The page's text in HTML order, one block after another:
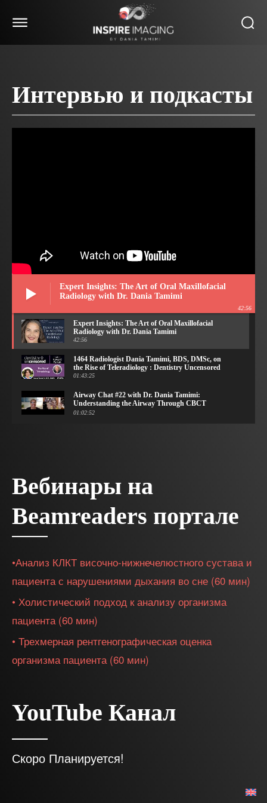
Интервью и подкасты
Expert Insights: The Art of Oral Maxillofacial
Radiology with Dr. Dania Tamimi
42:56
Expert Insights: The Art of Oral Maxillofacial
Radiology with Dr. Dania Tamimi
42:56
1464 Radiologist Dania Tamimi, BDS, DMSc, on
the Rise of Teleradiology : Dentistry Uncensored
01:43:25
Airway Chat #22 with Dr. Dania Tamimi:
Understanding the Airway Through CBCT
Imaging
01:02:52
complex
01:08:25
see? Dr. Dania Tamimi
25:49
vs CBCT vs MRI - PDP223
Вебинары на
Beamreaders портале
•Анализ КЛКТ височно-нижнечелюстного сустава и
пациента с нарушениями дыхания во сне (60 мин)
• Холистический подход к анализу организма
пациента (60 мин)
• Трехмерная рентгенографическая оценка
организма пациента (60 мин)
YouTube Канал
Скоро Планируется!